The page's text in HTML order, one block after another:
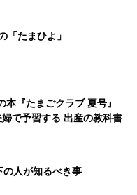
「たまひよ」
本『たまごクラブ 夏号』
婦で予習する 出産の教科書
の人が知るべき事